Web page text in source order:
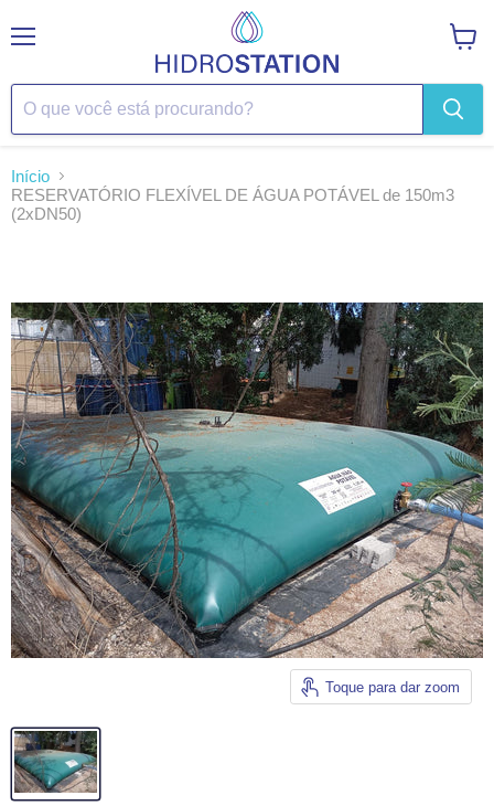
Início
RESERVATÓRIO FLEXÍVEL DE ÁGUA POTÁVEL de 150m3
(2xDN50)
Toque para dar zoom